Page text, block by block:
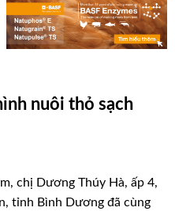
nuôi thỏ sạch
chị Dương Thúy Hà, ấp 4,
tỉnh Bình Dương đã cùng